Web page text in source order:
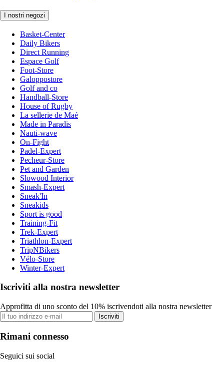
I nostri negozi
Basket-Center
Daily Bikers
Direct Running
Espace Golf
Foot-Store
Galoppostore
Golf and co
Handball-Store
House of Rugby
La sellerie de Maé
Made in Paradis
Nauti-wave
On-Fight
Padel-Expert
Pecheur-Store
Pet and Garden
Slowood Interior
Smash-Expert
Sneak'In
Sneakids
Sport is good
Training-Fit
Trek-Expert
Triathlon-Expert
TripNBikers
Vélo-Store
Winter-Expert
Iscriviti alla nostra newsletter
Approfitta di uno sconto del 10% iscrivendoti alla nostra newsletter
Iscriviti
Rimani connesso
Seguici sui social